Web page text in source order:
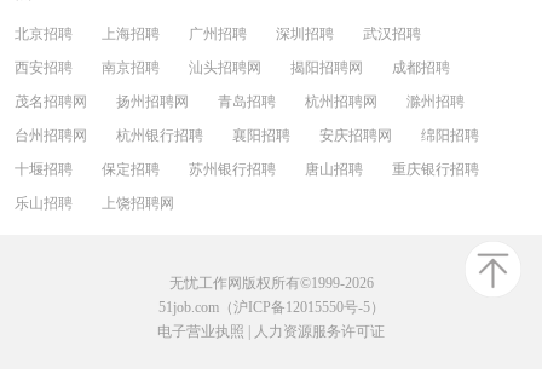
北京招聘 上海招聘 广州招聘 深圳招聘
武汉招聘
西安招聘
南京招聘 汕头招聘网 揭阳招聘网
成都招聘
茂名招聘网
扬州招聘网 青岛招聘 杭州招聘网
滁州招聘
台州招聘网
杭州银行招聘 襄阳招聘 安庆招聘网
绵阳招聘
十堰招聘
保定招聘 苏州银行招聘 唐山招聘
重庆银行招聘
乐山招聘
上饶招聘网
无忧工作网版权所有©1999-2026
51job.com（沪ICP备12015550号-5）
电子营业执照
人力资源服务许可证